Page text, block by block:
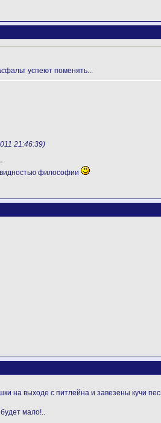
успеют поменять...
21:46:39)
философии
на выходе с питлейна и завезены кучи
мало!..